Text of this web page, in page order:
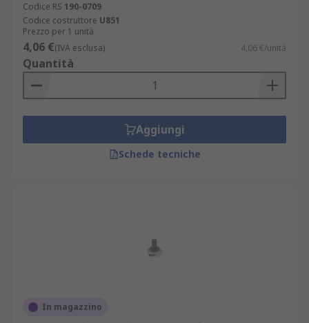
Codice RS 190-0709
Codice costruttore U851
Prezzo per 1 unità
4,06 €(IVA esclusa) 4,06 €/unità
Quantità
Aggiungi
Schede tecniche
In magazzino